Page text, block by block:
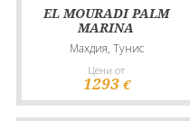
EL MOURADI PALM
MARINA
Махдия, Тунис
Цени от
1293 €